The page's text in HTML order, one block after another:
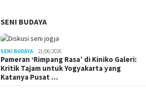
SENI BUDAYA
SENI BUDAYA 21/06/2026
Pameran ‘Rimpang Rasa’ di Kiniko Galeri:
Kritik Tajam untuk Yogyakarta yang
Katanya Pusat …